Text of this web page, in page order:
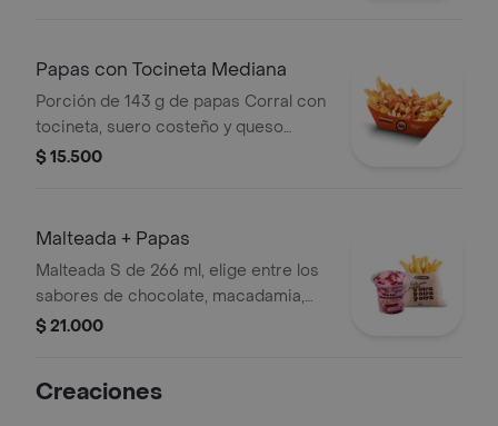
Papas con Tocineta Mediana
Porción de 143 g de papas Corral con
tocineta, suero costeño y queso
cheddar.
$ 15.500
Malteada + Papas
Malteada S de 266 ml, elige entre los
sabores de chocolate, macadamia,
frutos del bosque, vainilla o Café +
tiempo de entrega.
$ 21.000
Creaciones